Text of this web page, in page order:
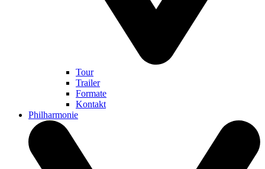
Tour
Trailer
Formate
Kontakt
Philharmonie